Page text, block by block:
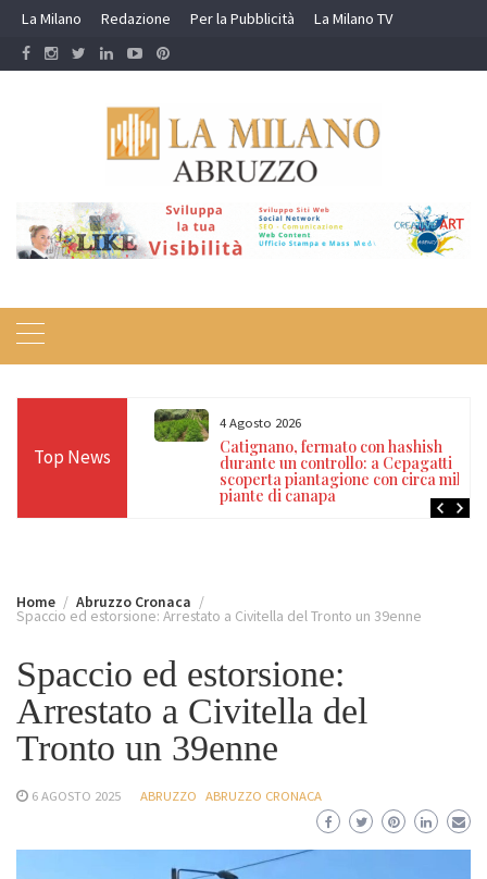
Skip
content
La Milano Redazione Per la Pubblicità La Milano TV
Top News
mirino degli
dopo tre
4 Agosto 2026
Catignano, fermato con hashish
durante un controllo: a Cepagatti
scoperta piantagione con circa mille
piante di canapa
Home Abruzzo Cronaca
Spaccio ed estorsione: Arrestato a Civitella del Tronto un 39enne
Spaccio ed estorsione:
Arrestato a Civitella del
Tronto un 39enne
6 AGOSTO 2025 ABRUZZO ABRUZZO CRONACA